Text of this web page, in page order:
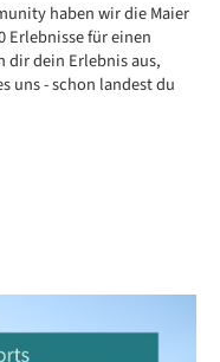
haben wir die Maier
für einen
dir dein Erlebnis aus,
uns - schon landest du